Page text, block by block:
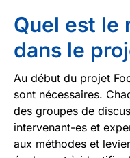
Quel est le
dans le
Au début du projet
sont nécessaires.
des groupes de
intervenant-es et
aux méthodes et